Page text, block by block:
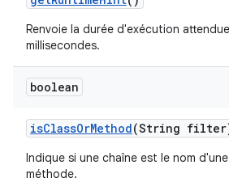
Renvoie la durée d'exécution
millisecondes.
boolean
isClassOrMethod(String
Indique si une chaîne est le nom
méthode.